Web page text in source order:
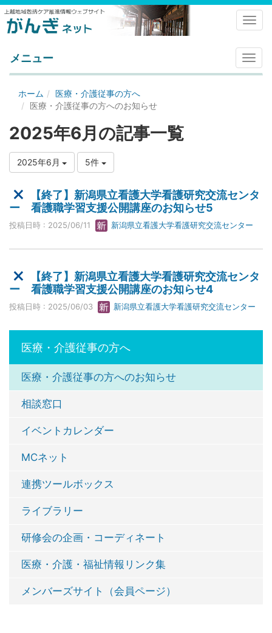
メ
ニ
メニュー
ホーム
医療・介護従事の方へ
医療・介護従事の方へのお知らせ
2025年6月の記事一覧
2025年6月 5件
【終了】新潟県立看護大学看護研究交流センタ
ー 看護職学習支援公開講座のお知らせ5
投稿日時 : 2025/06/11 新潟県立看護大学看護研究交流センター
【終了】新潟県立看護大学看護研究交流センタ
ー 看護職学習支援公開講座のお知らせ4
投稿日時 : 2025/06/03 新潟県立看護大学看護研究交流センター
医療・介護従事の方へ
医療・介護従事の方へのお知らせ
相談窓口
イベントカレンダー
MCネット
連携ツールボックス
ライブラリー
研修会の企画・コーディネート
医療・介護・福祉情報リンク集
メンバーズサイト（会員ページ）